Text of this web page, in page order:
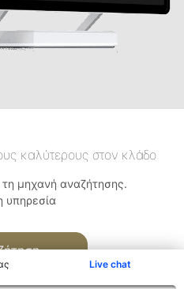
Live chat
καλύτερους στον κλάδο
μηχανή αναζήτησης.
υπηρεσία